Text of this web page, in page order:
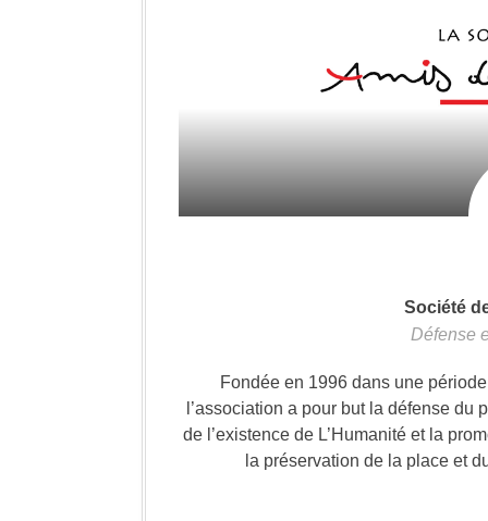
Société
Défense
Fondée en 1996 dans une
l’association a pour but la défense
de l’existence de L’Humanité et la
la préservation de la place et